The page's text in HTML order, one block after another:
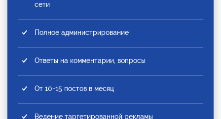
сети
Полное администрирование
Ответы на комментарии, вопросы
От 10-15 постов в месяц
Ведение таргетированной рекламы